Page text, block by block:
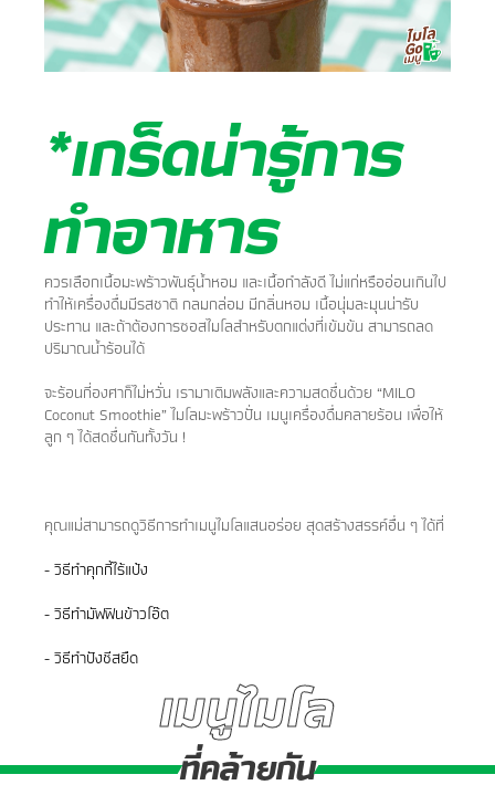
*เกร็ดน่ารู้การ
ทำอาหาร
ควรเลือกเนื้อมะพร้าวพันธุ์น้ำหอม และเนื้อกำลังดี ไม่แก่หรืออ่อนเกินไป
ทำให้เครื่องดื่มมีรสชาติ กลมกล่อม มีกลิ่นหอม เนื้อนุ่มละมุนน่ารับ
ประทาน และถ้าต้องการซอสไมโลสำหรับตกแต่งที่เข้มข้น สามารถลด
ปริมาณน้ำร้อนได้
จะร้อนกี่องศาก็ไม่หวั่น เรามาเติมพลังและความสดชื่นด้วย “MILO
Coconut Smoothie” ไมโลมะพร้าวปั่น เมนูเครื่องดื่มคลายร้อน เพื่อให้
ลูก ๆ ได้สดชื่นกันทั้งวัน !
คุณแม่สามารถดูวิธีการทำเมนูไมโลแสนอร่อย สุดสร้างสรรค์อื่น ๆ ได้ที่
- วิธีทำคุกกี้ไร้แป้ง
- วิธีทำมัฟฟินข้าวโอ๊ต
- วิธีทำปังชีสยืด
เมนูไมโล
ที่คล้ายกัน